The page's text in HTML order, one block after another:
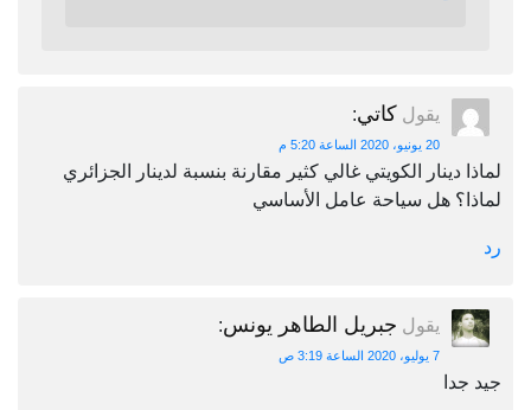
يقول كاتي:
20 يونيو، 2020 الساعة 5:20 م
لماذا دينار الكويتي غالي كثير مقارنة بنسبة لدينار الجزائري
لماذا؟ هل سياحة عامل الأساسي
رد
يقول جبريل الطاهر يونس:
7 يوليو، 2020 الساعة 3:19 ص
جيد جدا